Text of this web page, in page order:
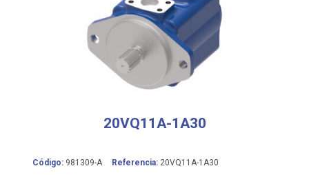
20VQ11A-1A30
Código: 981309-A Referencia: 20VQ11A-1A30